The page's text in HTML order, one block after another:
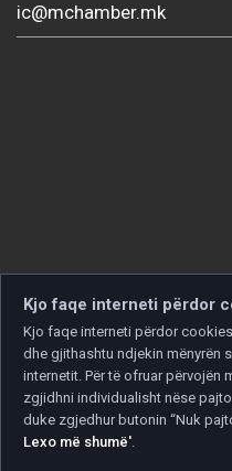
ic@mchamber.mk
Copyright © 2026
Kjo faqe interneti përdor
Kjo faqe interneti përdor
dhe gjithashtu ndjekin mënyrën
internetit. Për të ofruar përvojën
zgjidhni individualisht nëse
duke zgjedhur butonin “Nuk
Lexo më shumë'.